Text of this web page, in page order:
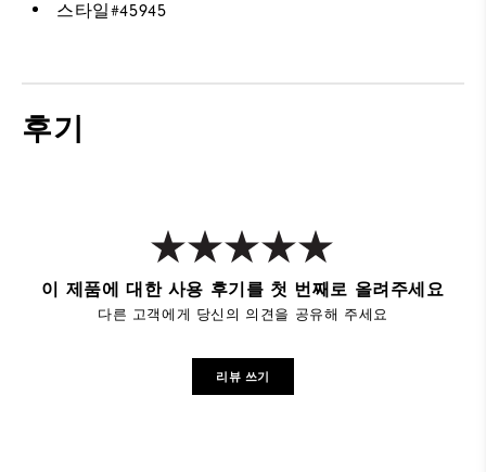
스타일#45945
후기
이 제품에 대한 사용 후기를 첫 번째로 올려주세요
다른 고객에게 당신의 의견을 공유해 주세요
리뷰 쓰기